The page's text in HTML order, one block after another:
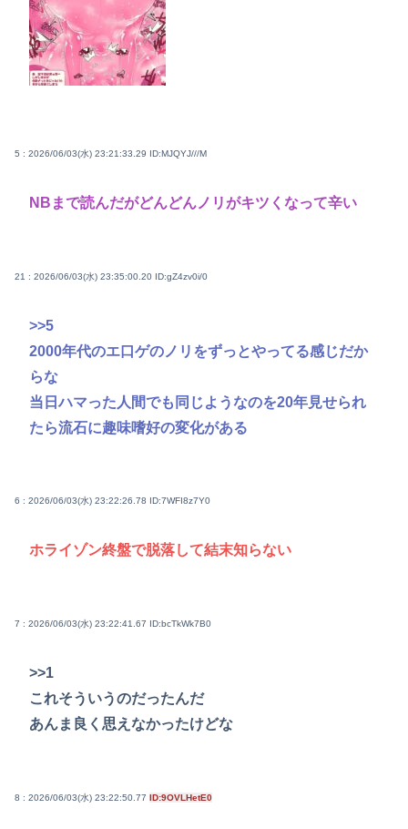
5 : 2026/06/03(水) 23:21:33.29 ID:MJQYJ///M
NBまで読んだがどんどんノリがキツくなって辛い
21 : 2026/06/03(水) 23:35:00.20 ID:gZ4zv0i/0
>>5
2000年代のエ口ゲのノリをずっとやってる感じだか
らな
当日ハマった人間でも同じようなのを20年見せられ
たら流石に趣味嗜好の変化がある
6 : 2026/06/03(水) 23:22:26.78 ID:7WFI8z7Y0
ホライゾン終盤で脱落して結末知らない
7 : 2026/06/03(水) 23:22:41.67 ID:bcTkWk7B0
>>1
これそういうのだったんだ
あんま良く思えなかったけどな
8 : 2026/06/03(水) 23:22:50.77 ID:9OVLHetE0